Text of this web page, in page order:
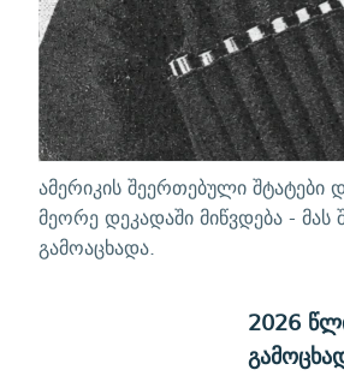
ამერიკის შეერთებული
მეორე დეკადაში მიწვდება -
გამოაცხადა.
2026